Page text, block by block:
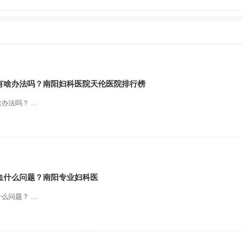
啥办法吗？南阳妇科医院天伦医院排行榜
法吗？ ...
什么问题？南阳专业妇科医
问题？ ...